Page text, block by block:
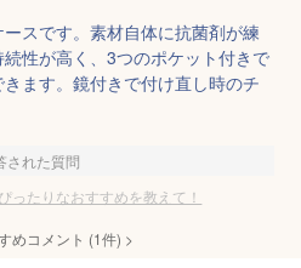
スです。素材自体に抗菌剤が練
性が高く、3つのポケット付きで
ます。鏡付きで付け直し時のチ
された質問
ったりなおすすめを教えて！
めコメント (1件) >